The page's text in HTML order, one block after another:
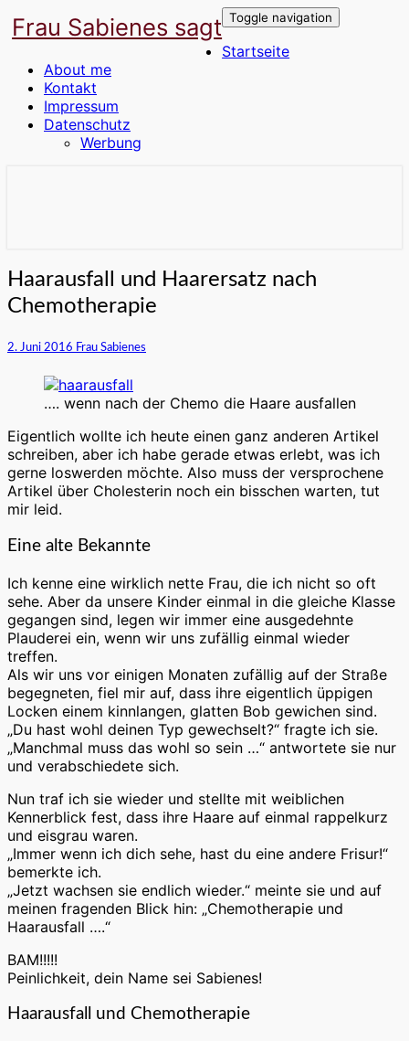
Toggle navigation
Frau Sabienes sagt
Startseite
About me
Kontakt
Impressum
Datenschutz
Werbung
Haarausfall
und
Haarersatz
Chemotherapie
Haarausfall und Haarersatz nach
Chemotherapie
2. Juni 2016 Frau Sabienes
…. wenn nach der Chemo die Haare ausfallen
Eigentlich wollte ich heute einen ganz anderen Artikel
schreiben, aber ich habe gerade etwas erlebt, was ich
gerne loswerden möchte. Also muss der versprochene
Artikel über Cholesterin noch ein bisschen warten, tut
mir leid.
Eine alte Bekannte
Ich kenne eine wirklich nette Frau, die ich nicht so oft
sehe. Aber da unsere Kinder einmal in die gleiche Klasse
gegangen sind, legen wir immer eine ausgedehnte
Plauderei ein, wenn wir uns zufällig einmal wieder
treffen.
Als wir uns vor einigen Monaten zufällig auf der Straße
begegneten, fiel mir auf, dass ihre eigentlich üppigen
Locken einem kinnlangen, glatten Bob gewichen sind.
„Du hast wohl deinen Typ gewechselt?“ fragte ich sie.
„Manchmal muss das wohl so sein …“ antwortete sie nur
und verabschiedete sich.
Nun traf ich sie wieder und stellte mit weiblichen
Kennerblick fest, dass ihre Haare auf einmal rappelkurz
und eisgrau waren.
„Immer wenn ich dich sehe, hast du eine andere Frisur!“
bemerkte ich.
„Jetzt wachsen sie endlich wieder.“ meinte sie und auf
meinen fragenden Blick hin: „Chemotherapie und
Haarausfall ….“
BAM!!!!!
Peinlichkeit, dein Name sei Sabienes!
Haarausfall und Chemotherapie